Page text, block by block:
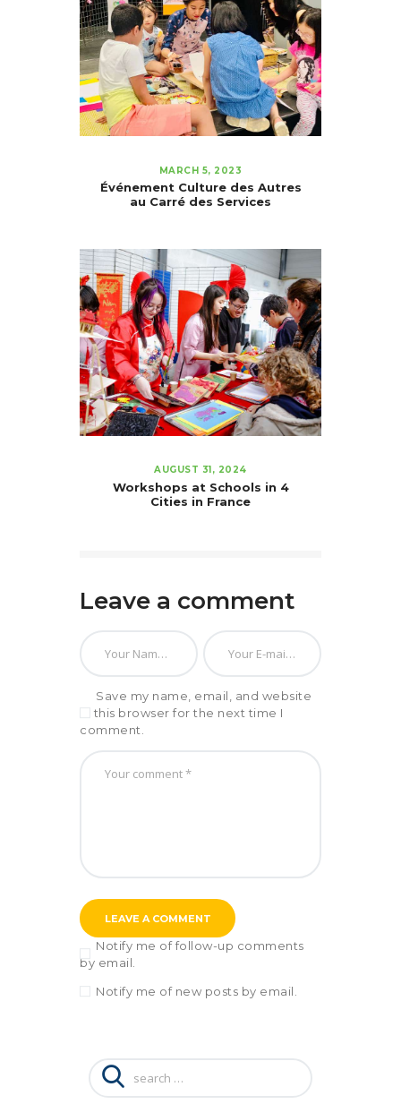
MARCH 5, 2023
Événement Culture des Autres
au Carré des Services
AUGUST 31, 2024
Workshops at Schools in 4
Cities in France
Leave a comment
Save my name, email, and website
in this browser for the next time I
comment.
Notify me of follow-up comments
by email.
Notify me of new posts by email.
Search
for: